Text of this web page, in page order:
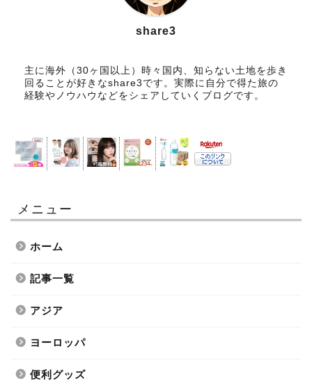
share3
主に海外（30ヶ国以上）時々国内、知らない土地を歩き
回ることが好きなshare3です。実際に自分で得た旅の
経験やノウハウなどをシェアしていくブログです。
メニュー
ホーム
記事一覧
アジア
ヨーロッパ
便利グッズ